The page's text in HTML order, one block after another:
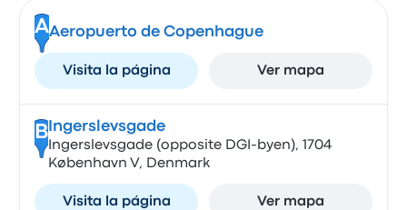
AAeropuerto de Copenhague
Visita la página Ver mapa
B Ingerslevsgade
Ingerslevsgade (opposite DGI-byen), 1704
København V, Denmark
Visita la página Ver mapa